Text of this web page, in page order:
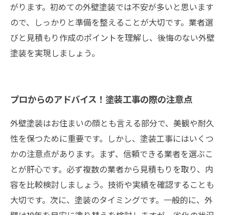
がります。初めての外壁塗装では不安が多いと思います
ので、しっかりと準備を整えることが大切です。業者選
びと見積もり作成のポイントを理解し、後悔のない外壁
塗装を実現しましょう。
プロからのアドバイス！塗装工事の際の注意点
外壁塗装はお住まいの顔とも言える部分で、美観や耐久
性を保つために重要です。しかし、塗装工事にはいくつ
かの注意点があります。まず、信頼できる業者を選ぶこ
とが肝心です。必ず複数の業者から見積もりを取り、内
容を比較検討しましょう。技術や実績を確認することも
大切です。次に、塗装のタイミングです。一般的に、外